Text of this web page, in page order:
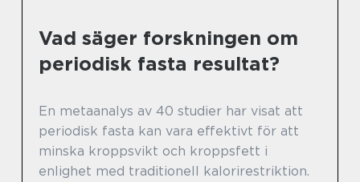
Vad säger forskningen om
periodisk fasta resultat?
En metaanalys av 40 studier har visat att
periodisk fasta kan vara effektivt för att
minska kroppsvikt och kroppsfett i
enlighet med traditionell kalorirestriktion.